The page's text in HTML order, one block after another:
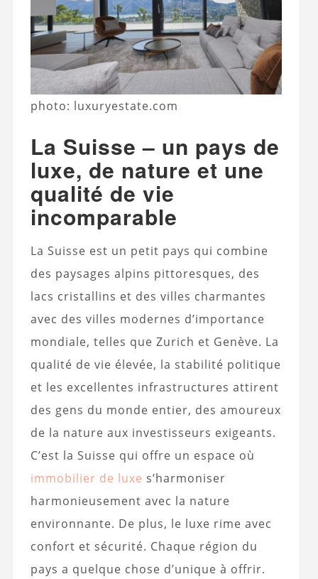
photo: luxuryestate.com
La Suisse – un pays de
luxe, de nature et une
qualité de vie
incomparable
La Suisse est un petit pays qui combine
des paysages alpins pittoresques, des
lacs cristallins et des villes charmantes
avec des villes modernes d’importance
mondiale, telles que Zurich et Genève. La
qualité de vie élevée, la stabilité politique
et les excellentes infrastructures attirent
des gens du monde entier, des amoureux
de la nature aux investisseurs exigeants.
C’est la Suisse qui offre un espace où
immobilier de luxe s’harmoniser
harmonieusement avec la nature
environnante. De plus, le luxe rime avec
confort et sécurité. Chaque région du
pays a quelque chose d’unique à offrir.